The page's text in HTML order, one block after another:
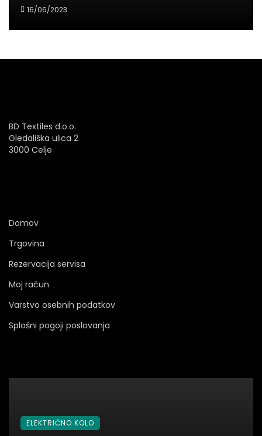
16/06/2023
BD Textiles d.o.o.
Gledališka ulica 2
3000 Celje
Domov
Trgovina
Rezervacija servisa
Moj račun
Varstvo osebnih podatkov
Splošni pogoji poslovanja
ELEKTRIČNO KOLO